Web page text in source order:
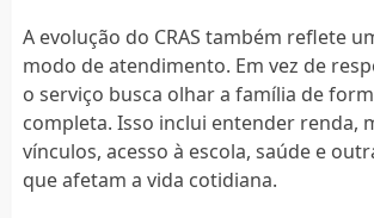
A evolução do CRAS também reflete
modo de atendimento. Em vez de
o serviço busca olhar a família de
completa. Isso inclui entender renda,
vínculos, acesso à escola, saúde e
que afetam a vida cotidiana.